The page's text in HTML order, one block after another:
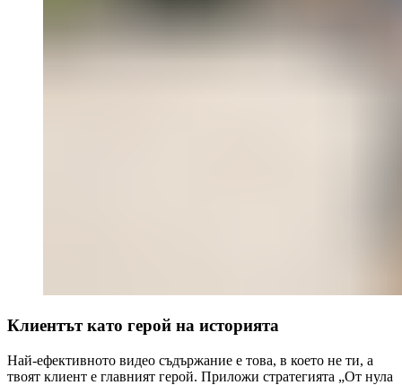
Клиентът като герой на историята
Най-ефективното видео съдържание е това, в което не ти, а
твоят клиент е главният герой. Приложи стратегията „От нула